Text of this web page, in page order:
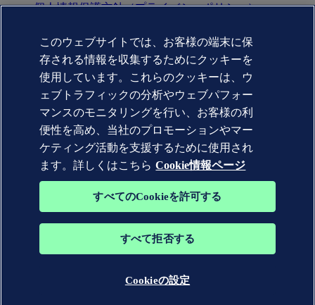
個人情報保護方針（プライバシーポリシー）
Copyright © DNV AS 2025
Cookie情報
Commercial Disclosure Based on the Act on Specified
Commercial Transactions（特定商取引法に基づく表記)
DNV GL®、DNV®、Horizon Graphic、および Det Norske
物です。 無断転載を禁じます。
このウェブサイトでは、お客様の端末に保
存される情報を収集するためにクッキーを
使用しています。これらのクッキーは、ウ
ェブトラフィックの分析やウェブパフォー
マンスのモニタリングを行い、お客様の利
便性を高め、当社のプロモーションやマー
ケティング活動を支援するために使用され
ます。詳しくはこちら Cookie情報ページ
すべてのCookieを許可する
すべて拒否する
Cookieの設定